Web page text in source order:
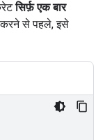
सिर्फ़ एक बार
करने से पहले, इसे